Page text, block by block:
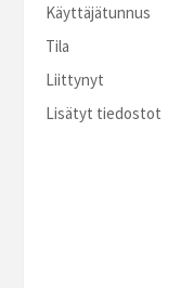
Käyttäjätunnus
Tila
Liittynyt
Lisätyt tiedostot